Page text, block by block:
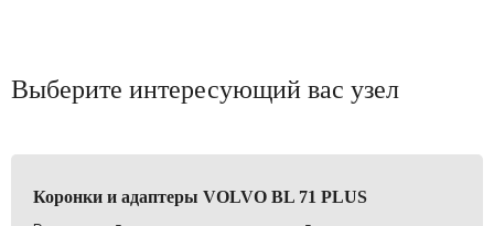
Выберите интересующий вас узел
Коронки и адаптеры VOLVO BL 71 PLUS